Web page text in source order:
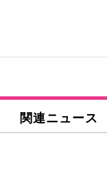
関連ニュース